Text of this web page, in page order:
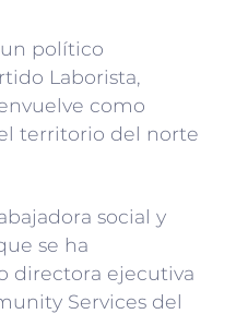
un político
Laborista,
como
territorio del norte
social y
se ha
directora ejecutiva
Services del